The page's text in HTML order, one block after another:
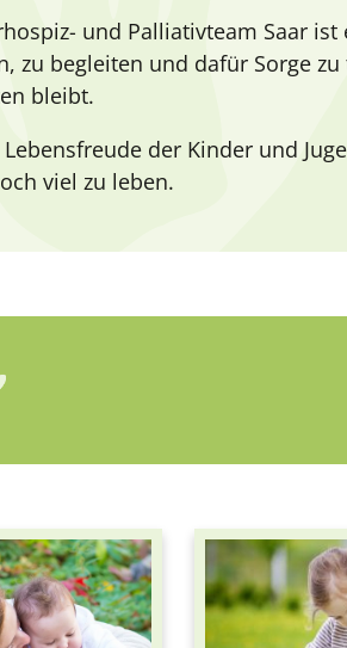
und Palliativteam Saar
zu begleiten und dafür Sorge
bleibt.
der Kinder und
viel zu leben.